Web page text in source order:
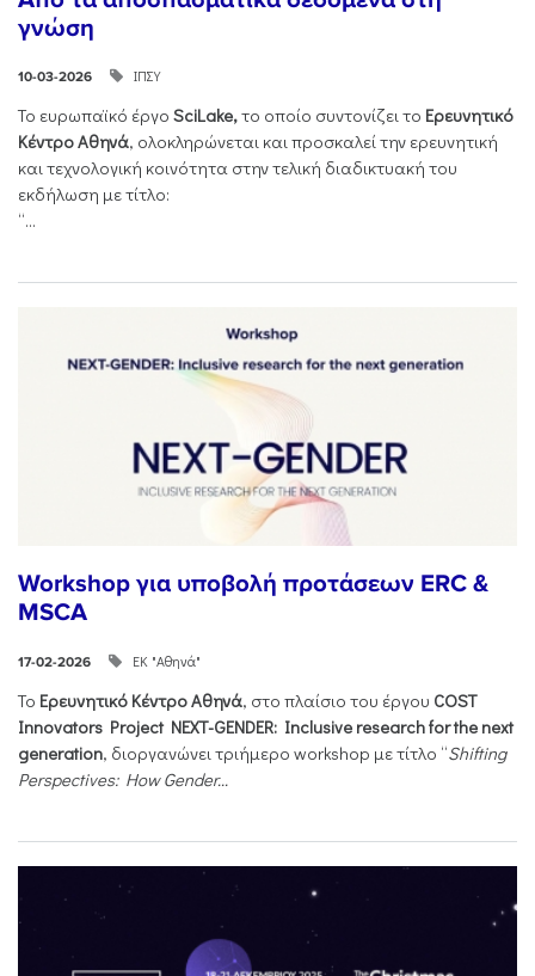
γνώση
10-03-2026 ΙΠΣΥ
Το ευρωπαϊκό έργο SciLake,το οποίο συντονίζει το Ερευνητικό
Κέντρο Αθηνά, ολοκληρώνεται και προσκαλεί την ερευνητική
και τεχνολογική κοινότητα στην τελική διαδικτυακή του
εκδήλωση με τίτλο:
“...
Workshop για υποβολή προτάσεων ERC &
MSCA
17-02-2026 ΕΚ "Αθηνά"
Το Ερευνητικό Κέντρο Αθηνά, στο πλαίσιο του έργου COST
Innovators Project NEXT-GENDER: Inclusive research for the next
generation, διοργανώνει τριήμερο workshop με τίτλο “Shifting
Perspectives: How Gender...